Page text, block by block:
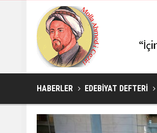
HABERLER EDEBİYAT DEFTERİ